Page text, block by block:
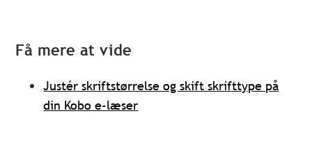
Få mere at vide
Justér skriftstørrelse og skift skrifttype på
din Kobo e-læser